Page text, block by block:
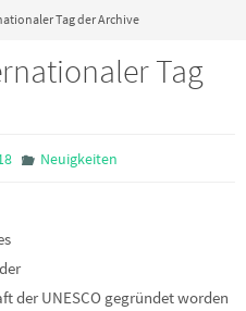
Tag der Archive
Tag
Neuigkeiten
der UNESCO gegründet worden